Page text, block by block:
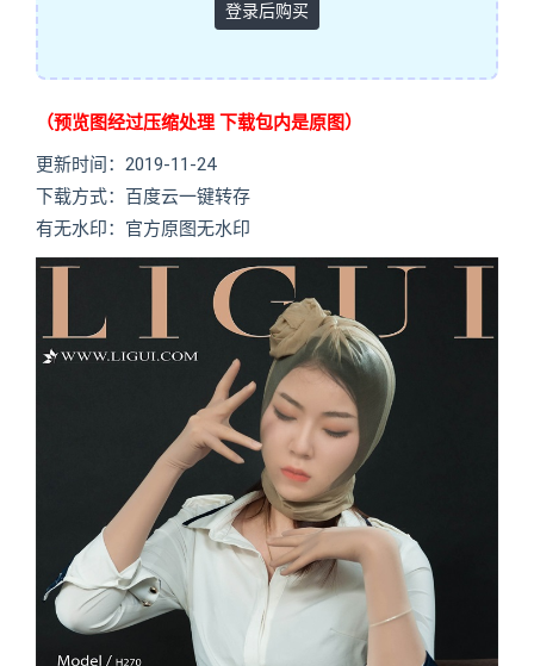
登录后购买
（预览图经过压缩处理 下载包内是原图）
更新时间：2019-11-24
下载方式：百度云一键转存
有无水印：官方原图无水印